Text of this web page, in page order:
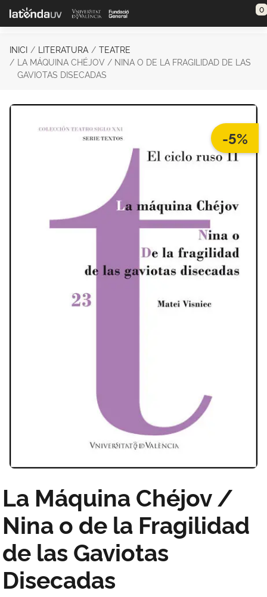
Saltar al contenido principal 0
INICI LITERATURA
TEATRE
LA MÁQUINA CHÉJOV / NINA O DE LA FRAGILIDAD DE LAS
GAVIOTAS DISECADAS
-5%
La Máquina Chéjov /
Nina o de la Fragilidad
de las Gaviotas
Disecadas